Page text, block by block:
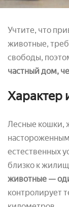
Учтите, что
животные,
свободы,
частный дом,
Характер
Лесные кошки,
естественных
близко к
животные —
контролирует